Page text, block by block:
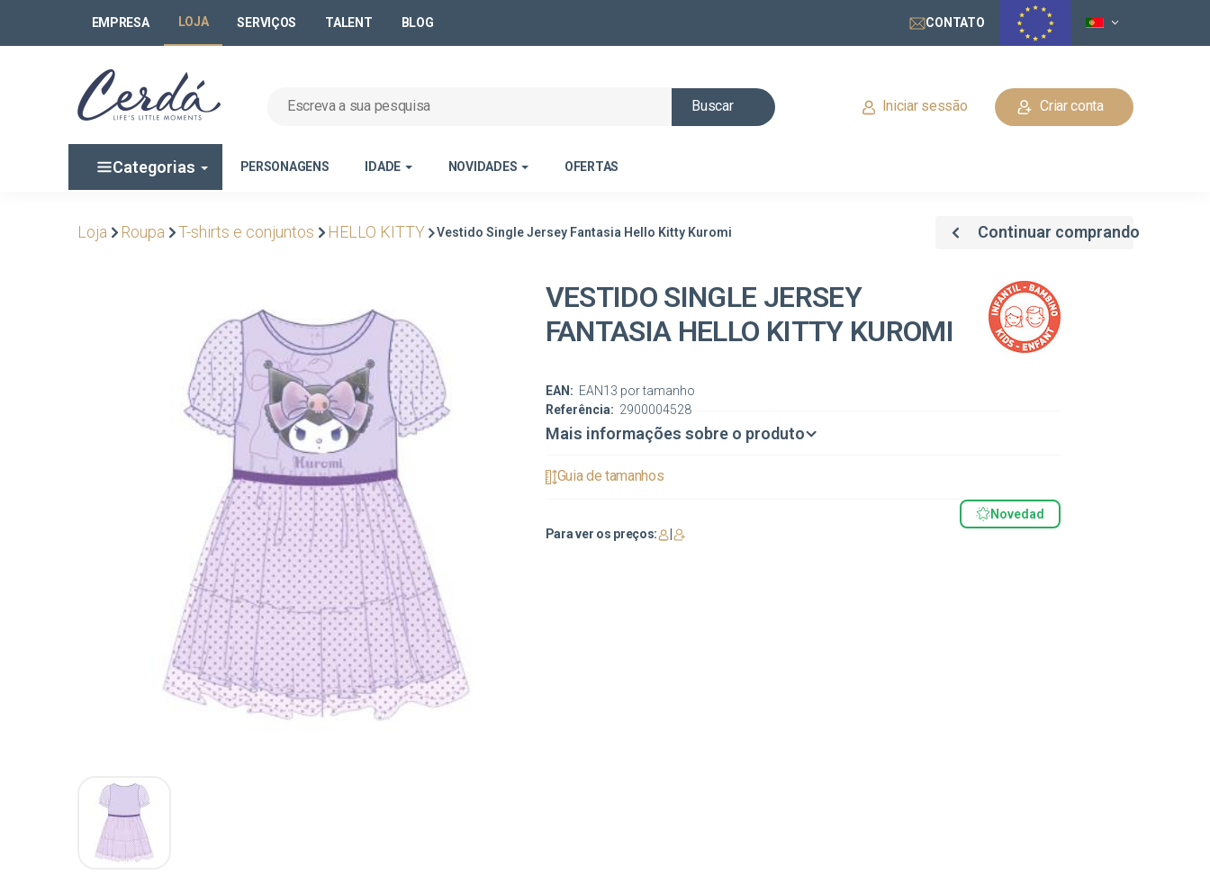
EMPRESA LOJA SERVIÇOS TALENT BLOG CONTATO
Buscar Iniciar sessão Criar conta
Categorias PERSONAGENS IDADE NOVIDADES OFERTAS
Loja Roupa T-shirts e conjuntos HELLO KITTY Vestido Single Jersey Fantasia Hello Kitty Kuromi Continuar comprando
VESTIDO SINGLE JERSEY
FANTASIA HELLO KITTY KUROMI
Referência: 2900004528
EAN: EAN13 por tamanho
Mais informações sobre o produto
Guia de tamanhos
Novedad
Para ver os preços:
|